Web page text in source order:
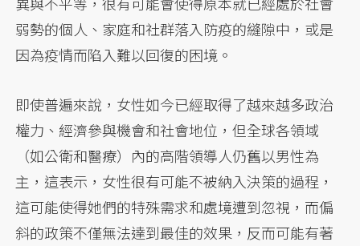
弱勢的個人、家庭和社群落入防疫的縫隙中，或是
因為疫情而陷入難以回復的困境。
即使普遍來說，女性如今已經取得了越來越多政治
權力、經濟參與機會和社會地位，但全球各領域
（如公衛和醫療）內的高階領導人仍舊以男性為
主，這表示，女性很有可能不被納入決策的過程，
這可能使得她們的特殊需求和處境遭到忽視，而偏
斜的政策不僅無法達到最佳的效果，反而可能有著